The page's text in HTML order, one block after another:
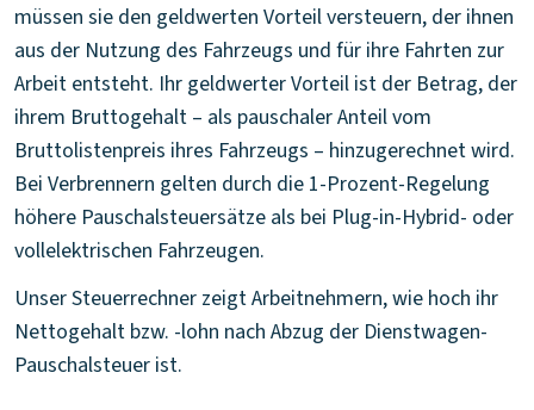
müssen sie den geldwerten Vorteil versteuern, der ihnen
aus der Nutzung des Fahrzeugs und für ihre Fahrten zur
Arbeit entsteht. Ihr geldwerter Vorteil ist der Betrag, der
ihrem Bruttogehalt – als pauschaler Anteil vom
Bruttolistenpreis ihres Fahrzeugs – hinzugerechnet wird.
Bei Verbrennern gelten durch die 1-Prozent-Regelung
höhere Pauschalsteuersätze als bei Plug-in-Hybrid- oder
vollelektrischen Fahrzeugen.
Unser Steuerrechner zeigt Arbeitnehmern, wie hoch ihr
Nettogehalt bzw. -lohn nach Abzug der Dienstwagen-
Pauschalsteuer ist.